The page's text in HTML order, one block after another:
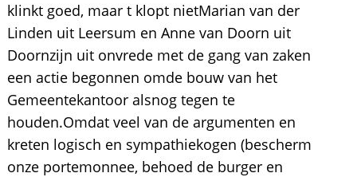
klinkt goed, maar t klopt nietMarian van der
Linden uit Leersum en Anne van Doorn uit
Doornzijn uit onvrede met de gang van zaken
een actie begonnen omde bouw van het
Gemeentekantoor alsnog tegen te
houden.Omdat veel van de argumenten en
kreten logisch en sympathiekogen (bescherm
onze portemonnee, behoed de burger en